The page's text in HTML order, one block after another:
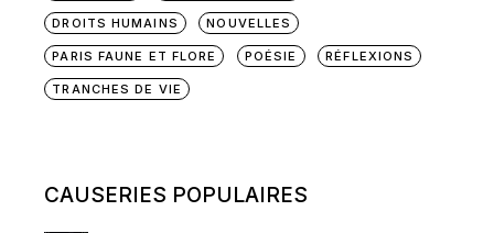
DROITS HUMAINS NOUVELLES
PARIS FAUNE ET FLORE POÉSIE RÉFLEXIONS
TRANCHES DE VIE
CAUSERIES POPULAIRES